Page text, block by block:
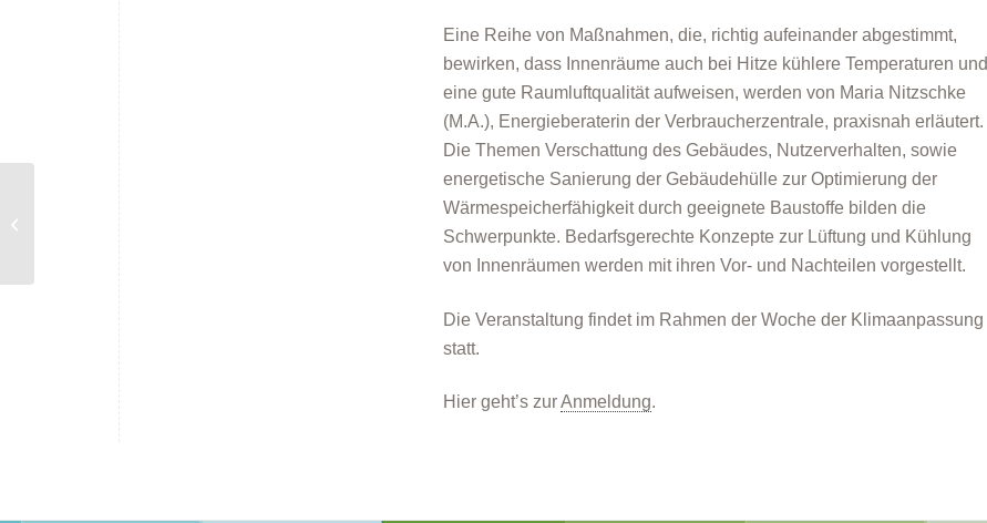
Eine Reihe von Maßnahmen, die, richtig aufeinander abgestimmt,
bewirken, dass Innenräume auch bei Hitze kühlere Temperaturen und
eine gute Raumluftqualität aufweisen, werden von Maria Nitzschke
(M.A.), Energieberaterin der Verbraucherzentrale, praxisnah erläutert.
Die Themen Verschattung des Gebäudes, Nutzerverhalten, sowie
energetische Sanierung der Gebäudehülle zur Optimierung der
Wärmespeicherfähigkeit durch geeignete Baustoffe bilden die
Schwerpunkte. Bedarfsgerechte Konzepte zur Lüftung und Kühlung
von Innenräumen werden mit ihren Vor- und Nachteilen vorgestellt.
Die Veranstaltung findet im Rahmen der Woche der Klimaanpassung
statt.
Hier geht’s zurAnmeldung.